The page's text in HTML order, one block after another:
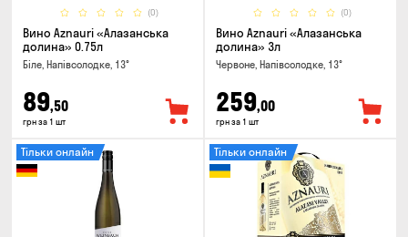
(0)
Вино Aznauri «Алазанська
долина» 0.75л
Біле, Напівсолодке, 13°
89,50
грн за 1 шт
(0)
Вино Aznauri «Алазанська
долина» 3л
Червоне, Напівсолодке, 13°
259,00
грн за 1 шт
Тільки онлайн Тільки онлайн